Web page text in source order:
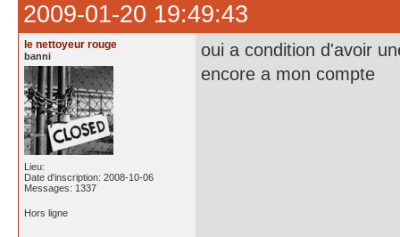
2009-01-20 19:49:43
le nettoyeur rouge
banni
Lieu:
Date d'inscription: 2008-10-06
Messages: 1337
oui a condition d'avoir
encore a mon compte
Hors ligne